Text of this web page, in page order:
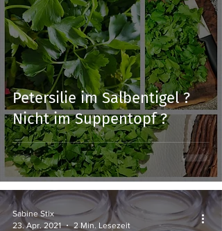
Petersilie im Salbentigel ?
Nicht im Suppentopf ?
Sabine Stix
23. Apr. 2021
2 Min. Lesezeit